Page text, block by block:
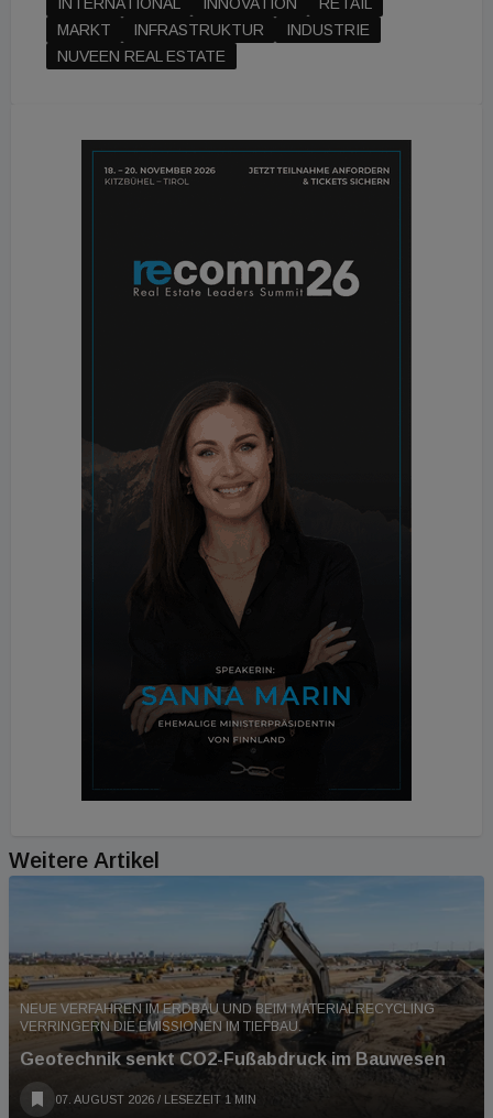
MARKT
INFRASTRUKTUR
INDUSTRIE
NUVEEN REAL ESTATE
Weitere Artikel
NEUE VERFAHREN IM ERDBAU UND BEIM MATERIALRECYCLING
VERRINGERN DIE EMISSIONEN IM TIEFBAU.
Geotechnik senkt CO2-Fußabdruck im Bauwesen
07. AUGUST 2026 / LESEZEIT 1 MIN